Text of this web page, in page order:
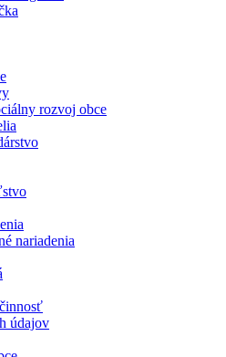
rozvoj obce
nariadenia
údajov